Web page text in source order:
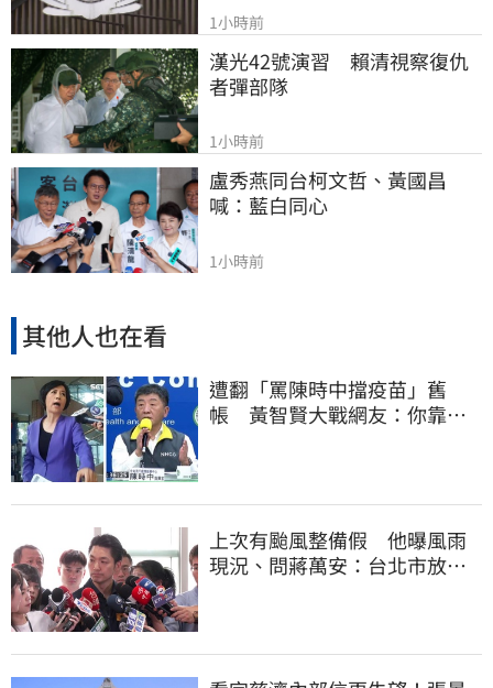
1小時前
漢光42號演習　賴清視察復仇
者彈部隊
1小時前
盧秀燕同台柯文哲、黃國昌
喊：藍白同心
1小時前
其他人也在看
遭翻「罵陳時中擋疫苗」舊
帳 黃智賢大戰網友：你靠我
上次有颱風整備假 他曝風雨
現況、問蔣萬安：台北市放假